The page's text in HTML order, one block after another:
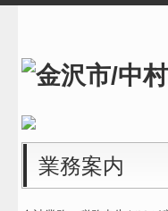
HOME
業務案内
業務案内